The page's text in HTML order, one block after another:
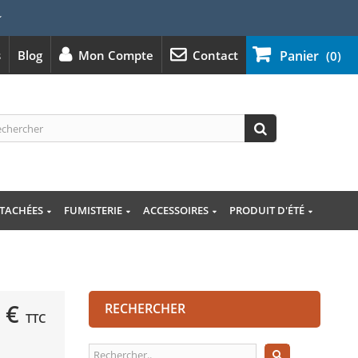
Panier (0)
Contact
Mon Compte
Blog
FUMISTERIE ACCESSOIRES PRODUIT D'ÉTÉ
TTC
RECHERCHER